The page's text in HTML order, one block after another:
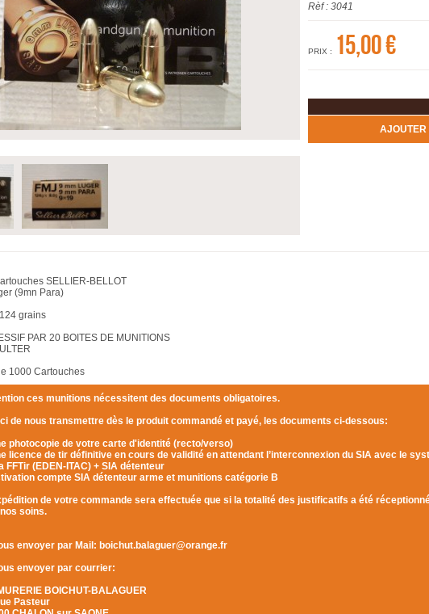
Rèf :3041
PRIX : 15,00 €
AJOUTER
SELLIER-BELLOT
(9mn Para)
grains
PAR 20 BOITES DE MUNITIONS
1000 Cartouches
ces munitions nécessitent des documents obligatoires.
de nous transmettre dès le produit commandé et payé, les documents ci-dessous:
photocopie de votre carte d'identité (recto/verso)
licence de tir définitive en cours de validité en attendant l’interconnexion du SIA avec le
FFTir (EDEN-ITAC) + SIA détenteur
compte SIA détenteur arme et munitions catégorie B
de votre commande sera effectuée que si la totalité des justificatifs a été
soins.
envoyer par Mail: boichut.balaguer@orange.fr
envoyer par courrier:
BOICHUT-BALAGUER
Pasteur